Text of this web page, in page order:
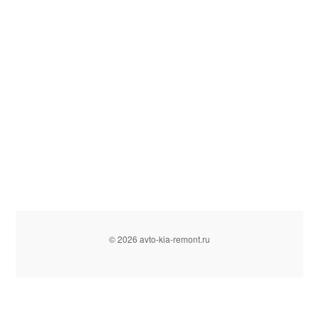
© 2026 avto-kia-remont.ru